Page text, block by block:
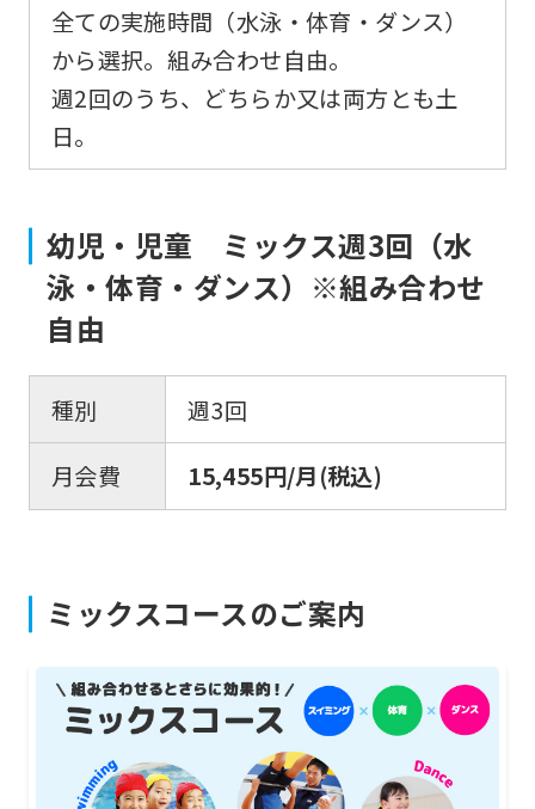
全ての実施時間（水泳・体育・ダンス）
から選択。組み合わせ自由。
週2回のうち、どちらか又は両方とも土
日。
幼児・児童 ミックス週3回（水
泳・体育・ダンス）※組み合わせ
自由
種別
週3回
月会費
15,455円/月(税込)
ミックスコースのご案内
However,
if
you
an
translation
service,
Japanese
of
this
website
be
translated
mechanically,
so
it
may